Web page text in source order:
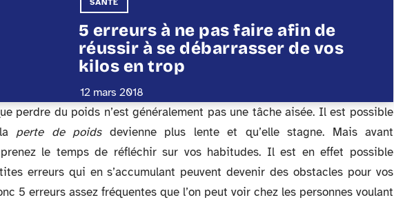
SANTÉ
5 erreurs à ne pas faire afin de
réussir à se débarrasser de vos
kilos en trop
12 mars 2018
perdre du poids n’est généralement pas une tâche aisée. Il est possible
perte de poidsdevienne plus lente et qu’elle stagne. Mais avant
prenez le temps de réfléchir sur vos habitudes. Il est en effet possible
erreurs qui en s’accumulant peuvent devenir des obstacles pour vos
5 erreurs assez fréquentes que l’on peut voir chez les personnes voulant